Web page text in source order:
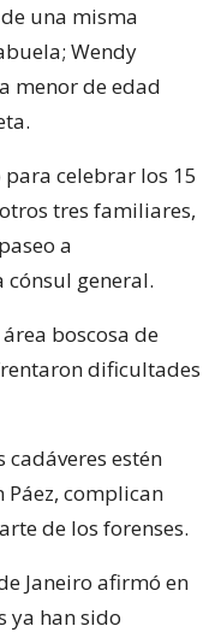
una misma
Wendy
menor de edad
celebrar los 15
tres familiares,
a
cónsul general.
boscosa de
dificultades
cadáveres estén
Páez, complican
de los forenses.
Janeiro afirmó en
ya han sido